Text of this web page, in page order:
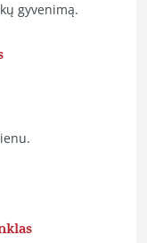
gyvenimą.